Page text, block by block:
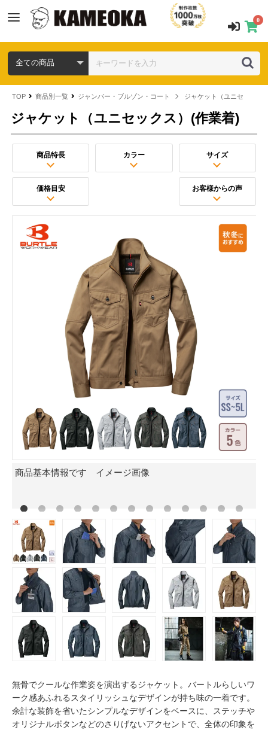
0
TOP 商品別一覧 ジャンパー・ブルゾン・コート ジャケット（ユニセックス
ジャケット（ユニセックス）(作業着)
商品特長 カラー サイズ
価格目安 お客様からの声
商品基本情報です イメージ画像
無骨でクールな作業姿を演出するジャケット。バートルらしいワ
ーク感あふれるスタイリッシュなデザインが持ち味の一着です。
余計な装飾を省いたシンプルなデザインをベースに、ステッチや
オリジナルボタンなどのさりげないアクセントで、全体の印象を